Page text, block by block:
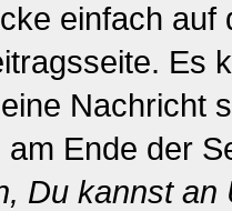
einfach
Es
Nachricht
am Ende der
Du kannst